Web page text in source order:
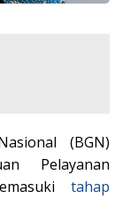
(BGN)
Pelayanan
tahap